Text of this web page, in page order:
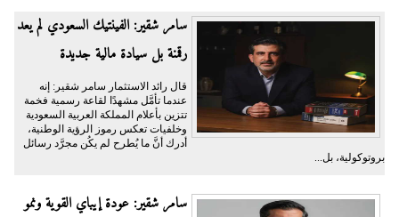
سامر شقير: الفينتيك السعودي لم يعد
رقمنة بل سيادة مالية جديدة
قال رائد الاستثمار سامر شقير: إنه
عندما تأمَّل مشهدًا لقاعة رسمية فخمة
تتزين بأعلام المملكة العربية السعودية
وخلفيات تعكس رموز الرؤية الوطنية،
أدرك أنَّ ما يُطرح لم يكُن مجرَّد رسائل
بروتوكولية، بل...
سامر شقير: عودة إيباي القوية ونمو